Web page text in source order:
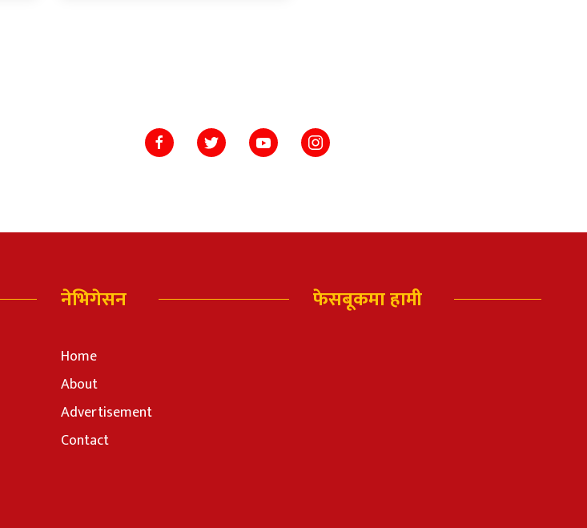
नेभिगेसन
Home
About
Advertisement
Contact
फेसबूकमा हामी